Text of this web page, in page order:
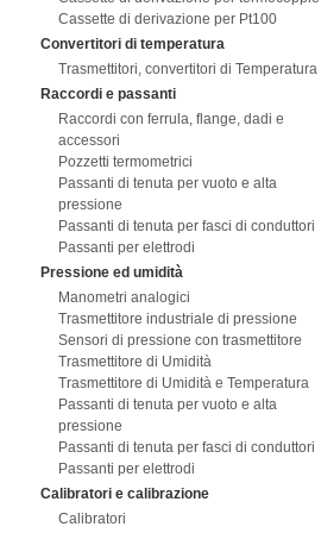
Cassette di derivazione per Pt100
Convertitori di temperatura
Trasmettitori, convertitori di Temperatura
Raccordi e passanti
Raccordi con ferrula, flange, dadi e
accessori
Pozzetti termometrici
Passanti di tenuta per vuoto e alta
pressione
Passanti di tenuta per fasci di conduttori
Passanti per elettrodi
Pressione ed umidità
Manometri analogici
Trasmettitore industriale di pressione
Sensori di pressione con trasmettitore
Trasmettitore di Umidità
Trasmettitore di Umidità e Temperatura
Passanti di tenuta per vuoto e alta
pressione
Passanti di tenuta per fasci di conduttori
Passanti per elettrodi
Calibratori e calibrazione
Calibratori